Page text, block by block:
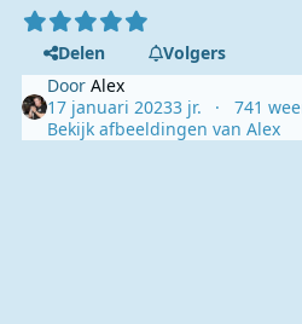
Delen
Volgers
DoorAlex
17 januari 20233 jr.
741
Bekijk afbeeldingen van Alex